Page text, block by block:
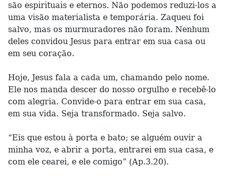
são espirituais e eternos. Não podemos reduzi-los a
uma visão materialista e temporária. Zaqueu foi
salvo, mas os murmuradores não foram. Nenhum
deles convidou Jesus para entrar em sua casa ou
em seu coração.
Hoje, Jesus fala a cada um, chamando pelo nome.
Ele nos manda descer do nosso orgulho e recebê-lo
com alegria. Convide-o para entrar em sua casa,
em sua vida. Seja transformado. Seja salvo.
“Eis que estou à porta e bato; se alguém ouvir a
minha voz, e abrir a porta, entrarei em sua casa, e
com ele cearei, e ele comigo” (Ap.3.20).